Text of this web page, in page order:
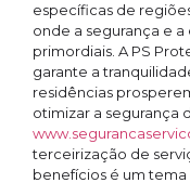
específicas de
onde a segurança e
primordiais. A PS
garante a
residências
otimizar a segurança
terceirização de
benefícios é um